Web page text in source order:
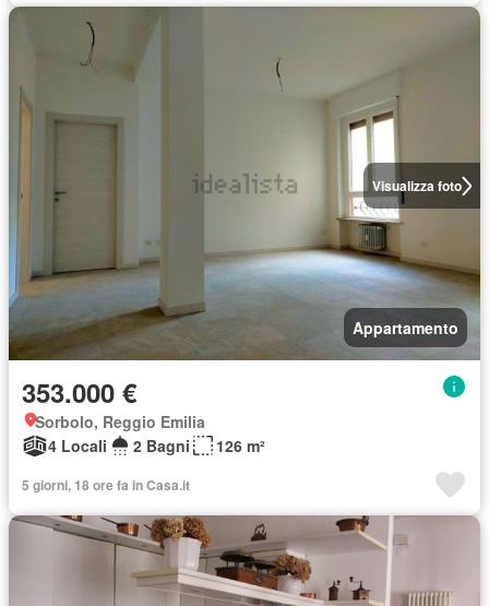
Visualizza foto
Appartamento
353.000 €
Sorbolo, Reggio Emilia
4 Locali
2 Bagni 126 m²
5 giorni, 18 ore fa in Casa.it